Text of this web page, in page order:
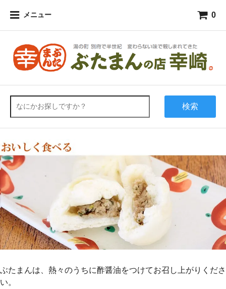
メニュー 0
検索
ぶたまんは、熱々のうちに酢醤油をつけてお召し上がりくださ
い。